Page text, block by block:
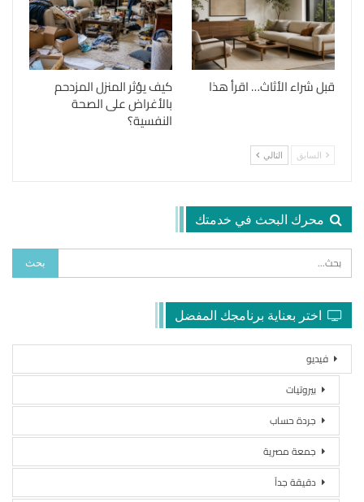
قبل شراء الأثاث… اقرأ هذا كيف يؤثر المنزل المزدحم
بالأغراض على الصحة
النفسية؟
السابق التالي
محرك البحث في خدمتك
اختر بعناية برنامجك المفضل
فيديو
بيروتيات
جردة حساب
جمعة مصرية
دقيقة جداً